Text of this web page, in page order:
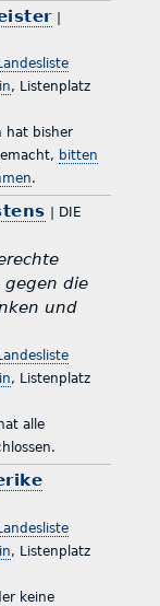
|
, Listenplatz
hat bisher
bitten
.
| DIE
gegen die
und
, Listenplatz
alle
, Listenplatz
keine